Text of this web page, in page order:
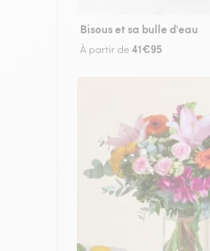
Bisous et sa bulle d'eau
À partir de41€95